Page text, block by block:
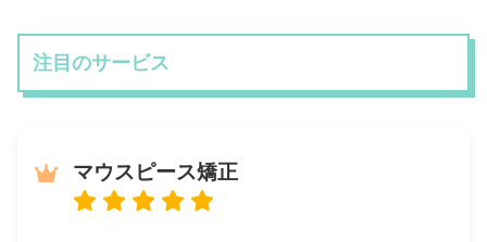
注目のサービス
マウスピース矯正